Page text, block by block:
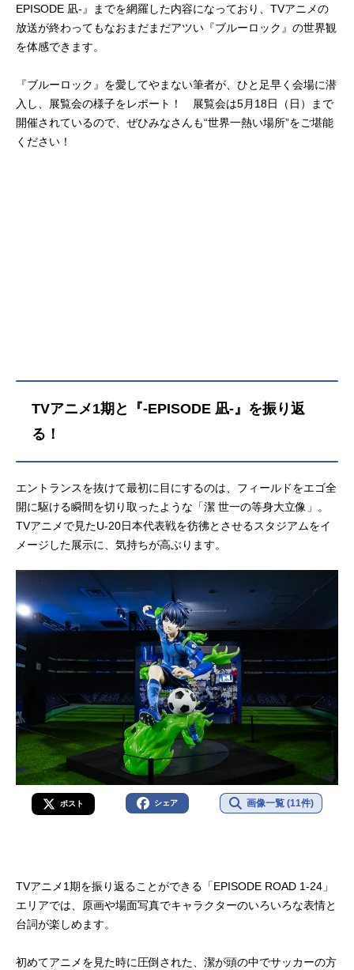
EPISODE 凪-』までを網羅した内容になっており、TVアニメの
放送が終わってもなおまだまだアツい『ブルーロック』の世界観
を体感できます。
『ブルーロック』を愛してやまない筆者が、ひと足早く会場に潜
入し、展覧会の様子をレポート！ 展覧会は5月18日（日）まで
開催されているので、ぜひみなさんも“世界一熱い場所”をご堪能
ください！
TVアニメ1期と『-EPISODE 凪-』を振り返
る！
エントランスを抜けて最初に目にするのは、フィールドをエゴ全
開に駆ける瞬間を切り取ったような「潔 世一の等身大立像」。
TVアニメで見たU-20日本代表戦を彷彿とさせるスタジアムをイ
メージした展示に、気持ちが高ぶります。
ポスト シェア 画像一覧 (11件)
TVアニメ1期を振り返ることができる「EPISODE ROAD 1-24」
エリアでは、原画や場面写真でキャラクターのいろいろな表情と
台詞が楽しめます。
初めてアニメを見た時に圧倒された、潔が頭の中でサッカーの方